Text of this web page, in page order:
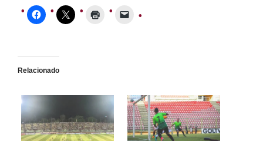
Relacionado